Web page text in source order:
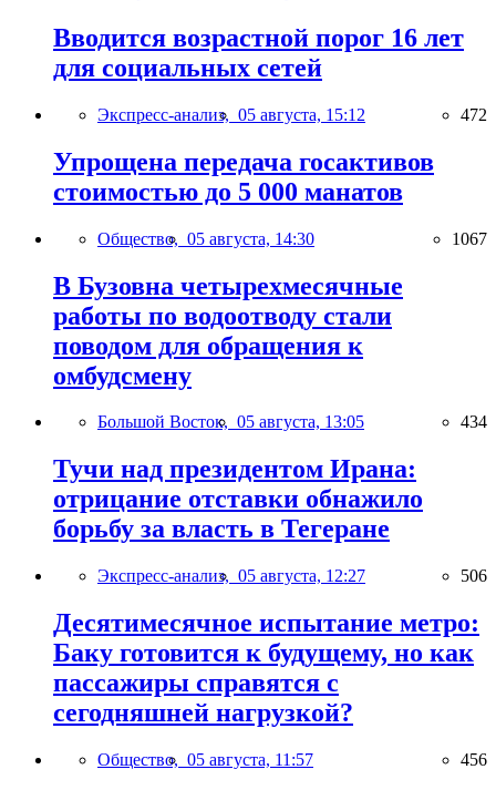
Вводится возрастной порог 16 лет
для социальных сетей
Экспресс-анализ, 05 августа, 15:12 472
Упрощена передача госактивов
стоимостью до 5 000 манатов
Общество, 05 августа, 14:30 1067
В Бузовна четырехмесячные
работы по водоотводу стали
поводом для обращения к
омбудсмену
Большой Восток, 05 августа, 13:05 434
Тучи над президентом Ирана:
отрицание отставки обнажило
борьбу за власть в Тегеране
Экспресс-анализ, 05 августа, 12:27 506
Десятимесячное испытание метро:
Баку готовится к будущему, но как
пассажиры справятся с
сегодняшней нагрузкой?
Общество, 05 августа, 11:57 456